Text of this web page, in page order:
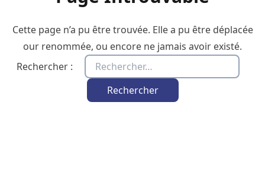
Cette page n’a pu être trouvée. Elle a pu être déplacée
our renommée, ou encore ne jamais avoir existé.
Rechercher :